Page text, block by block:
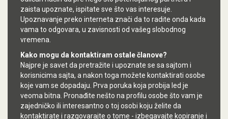
zaista upoznate, ispitate sve što vas interesuje.
Upoznavanje preko interneta znači da to radite onda kada
vama to odgovara, u zavisnosti od vašeg slobodnog
vremena.
Kako mogu da kontaktiram ostale članove?
Najpre je savet da pretražite i upoznate se sa sajtom i
korisnicima sajta, a nakon toga možete kontaktirati osobe
koje vam se dopadaju. Prva poruka koja probija led je
veoma bitna. Pronađite nešto na profilu osobe što vam je
zajedničko ili interesantno o toj osobi koju želite da
kontaktirate i razgovarajte o tome - izbegavajte kopiranje i